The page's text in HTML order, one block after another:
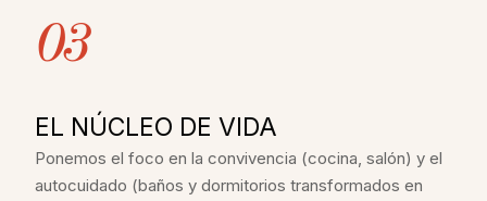
03
EL NÚCLEO DE VIDA
Ponemos el foco en la convivencia (cocina, salón) y el
autocuidado (baños y dormitorios transformados en